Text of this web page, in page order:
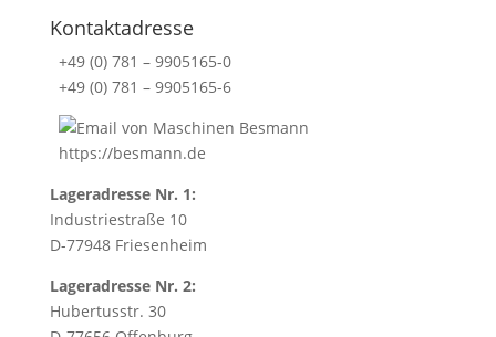
a
d
c
o
n
i
t
i
s
Kontaktadresse
+49 (0) 781 – 9905165-0
+49 (0) 781 – 9905165-6
https://besmann.de
Lageradresse Nr. 1:
Industriestraße 10
D-77948 Friesenheim
Lageradresse Nr. 2:
Hubertusstr. 30